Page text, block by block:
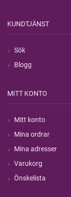
KUNDTJÄNST
Sök
Blogg
MITT KONTO
Mitt konto
Mina ordrar
Mina adresser
Varukorg
Önskelista